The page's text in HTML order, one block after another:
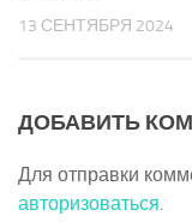
13 СЕНТЯБРЯ 2024
ДОБАВИТЬ
Для отправки
авторизоваться.